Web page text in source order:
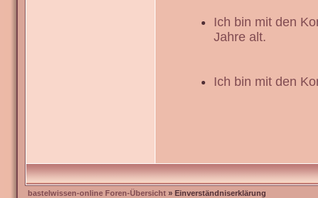
Ich bin mit den
Jahre alt.
Ich bin mit den
bastelwissen-online Foren-Übersicht » Einverständniserklärung